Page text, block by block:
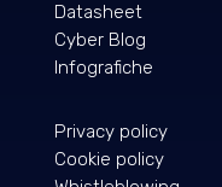
Datasheet
Cyber Blog
Infografiche
Privacy policy
Cookie policy